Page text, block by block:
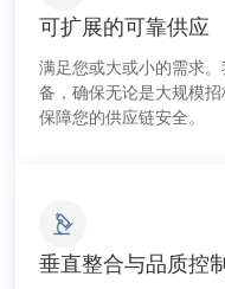
可扩展的可靠供应
满足您或大或小的需求
备，确保无论是大规模
保障您的供应链安全。
垂直整合与品质控